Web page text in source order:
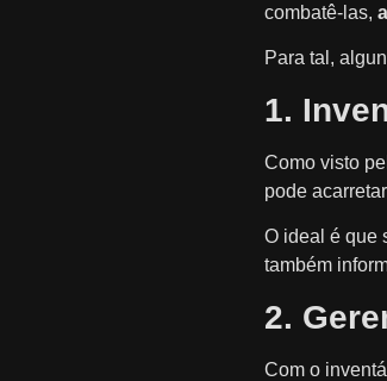
combatê-las,
Para tal,
1.
Como visto
pode
O ideal é que
também
2.
Com o